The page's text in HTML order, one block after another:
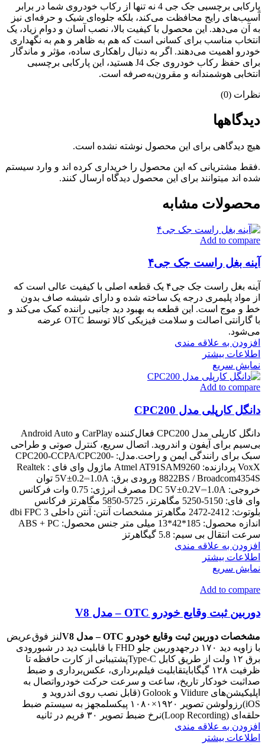
پارکابی برچسبی جک جی 4 نه تنها از رکاب خودروی شما در برابر
آسیب‌های رایج محافظت می‌کند، بلکه جلوه‌ای شیک و حرفه‌ای نیز
به آن می‌دهد. این محصول با کیفیت بالا، نصب آسان و دوام زیاد، یک
انتخاب مناسب برای کسانی است که هم به ظاهر و هم به نگهداری
خودرو اهمیت می‌دهند. اگر به دنبال راهکاری ساده، مؤثر و ماندگار
برای حفظ رکاب خودروی جک J4 هستید، این پارکابی برچسبی
انتخابی هوشمندانه و مقرون‌به‌صرفه است.
نظرات (0)
دیدگاهها
هیچ دیدگاهی برای این محصول نوشته نشده است.
.فقط مشتریانی که این محصول را خریداری کرده اند و وارد سیستم
شده اند میتوانند برای این محصول دیدگاه ارسال کنند.
محصولات مشابه
Add to compare
آینه بغل راست جک جی۴
آینه بغل راست جک جی۴ یک قطعه اصلی با کیفیت عالی است که
از مواد پلیمری درجه یک ساخته شده و دارای شیشه صاف بدون
خط و موج است. این قطعه به بهبود دید جانبی راننده کمک می‌کند و
با گارانتی اصالت و سلامت فیزیکی کالا توسط OTC عرضه
می‌شود.
افزودن به علاقه مندی
اطلاعات بیشتر
نمایش سریع
Add to compare
دانگل کارپلی مدل CPC200
دانگل کارپلی مدل CPC200 فعال‌کننده CarPlay و Android Auto
بی‌سیم برای آیفون و اندروید. اتصال سریع، کنترل صوتی و طراحی
سبک برای رانندگی ایمن و راحت.مدل: CPC200-CCPA/CPC200-
VoxX پردازنده: Atmel AT91SAM9260 ماژول وای فای : Realtek
8822BS / Broadcom4354S ورودی برق: 5V±0.2⎓1.0A توان
خروجی: DC 5V±0.2V⎓1.0A مصرف انرژی: 0.75 وات فرکانس
وای فای: 5150-5250 مگاهرتز، 5725-5850 مگاهرتز فرکانس
بلوتوث: 2412-2472 مگاهرتز مشخصات آنتن: آنتن داخلی 3 dbi FPC
اندازه محصول: 185*42*13 میلی متر جنس محصول: ABS + PC
سرعت انتقال بی سیم: 5.8 گیگاهرتز
افزودن به علاقه مندی
اطلاعات بیشتر
نمایش سریع
Add to compare
دوربین ثبت وقایع خودرو OTC – مدل V8
مشخصات دوربین ثبت وقایع خودرو OTC – مدل V8
لنز فوق‌عریض
با زاویه دید ۱۷۰ درجهدوربین جلو FHD با قابلیت دید در شبورودی
برق ۱۲ ولت از طریق کابل Type-Cپشتیبانی از کارت حافظه تا
ظرفیت ۱۲۸ گیگابایتقابلیت فیلم‌برداری، عکس‌برداری و ضبط
صداثبت خودکار تاریخ، ساعت و سرعت حرکت خودرواتصال به
اپلیکیشن‌های Viidure و Golook (قابل نصب روی اندروید و
iOS)رزولوشن تصویر ۱۹۲۰×۱۰۸۰ پیکسلمجهز به سیستم ضبط
حلقه‌ای (Loop Recording)نرخ ضبط تصویر ۳۰ فریم در ثانیه
افزودن به علاقه مندی
اطلاعات بیشتر